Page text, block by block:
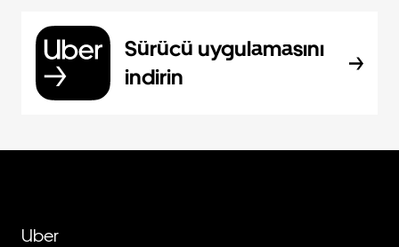
Sürücü uygulamasını
indirin
Uber